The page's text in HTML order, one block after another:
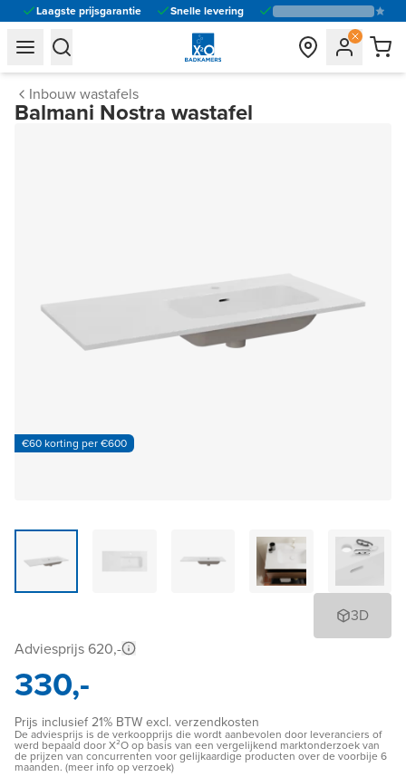
Laagste prijsgarantie Snelle levering
general.navigation.toggle_menu.label
general.navigation.toggle_menu.label
Inbouw wastafels
Balmani Nostra wastafel
€60 korting per €600
3D
Adviesprijs 620,-
330,-
Prijs inclusief 21% BTW excl. verzendkosten
De adviesprijs is de verkoopprijs die wordt aanbevolen door leveranciers of
werd bepaald door X²O op basis van een vergelijkend marktonderzoek van
de prijzen van concurrenten voor gelijkaardige producten over de voorbije 6
maanden. (meer info op verzoek)